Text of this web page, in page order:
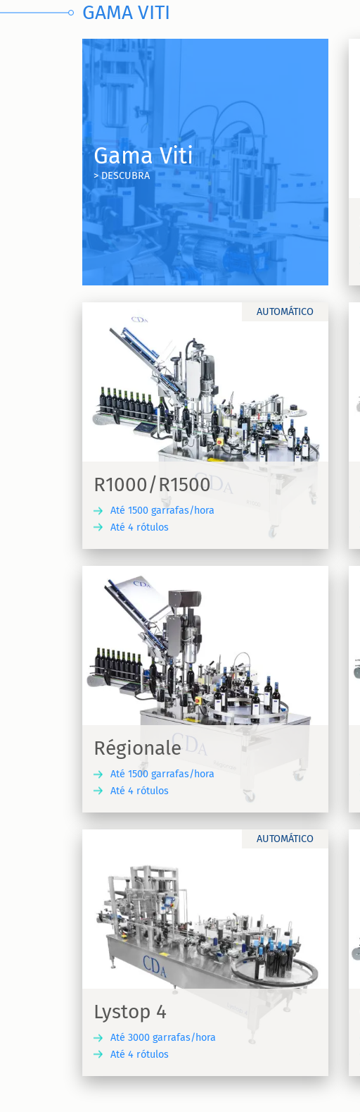
GAMA VITI
Gama Viti
> DESCUBRA
Stick
Cabeça de rotulagem adesiva
independente Stick
AUTOMÁTICO
R1000/R1500
Até 1500 garrafas/hora
Até 4 rótulos
R1000 Cápsulas
Máquina de rotulagem adesiva linear para
vinhos R1000 Coiffes
Régionale
Até 1500 garrafas/hora
Até 4 rótulos
Lea
Máquina de crimpagem e rotulagem, até 4
rótulos por garrafa Léa
AUTOMÁTICO
Lystop 4
Até 3000 garrafas/hora
Até 4 rótulos
Cap System
Máquina de ditribuição e crimpagem de
cápsulas - Cap System